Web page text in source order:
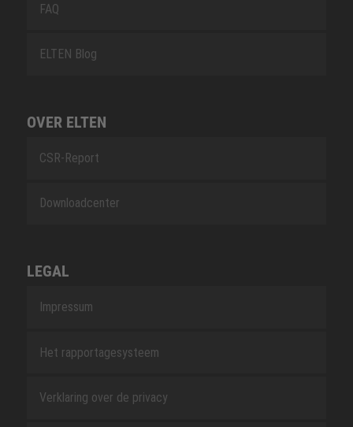
FAQ
ELTEN Blog
OVER ELTEN
CSR-Report
Downloadcenter
LEGAL
Impressum
Het rapportagesysteem
Verklaring over de privacy